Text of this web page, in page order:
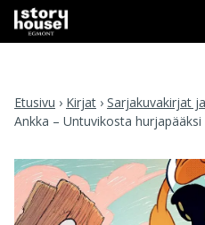
Etusivu › Kirjat › Sarjakuvakirjat
Ankka – Untuvikosta hurjapääksi